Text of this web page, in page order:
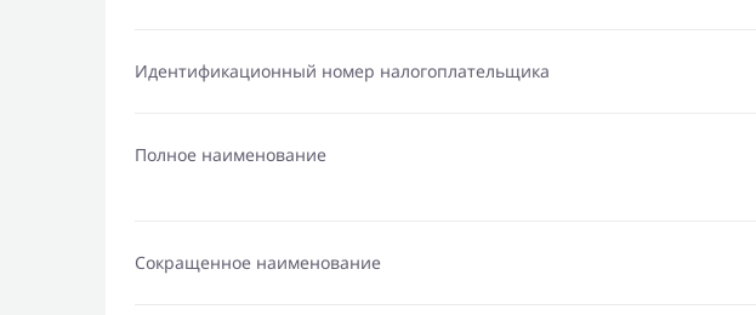
Идентификационный номер налогоплательщика
Полное наименование
Сокращенное наименование